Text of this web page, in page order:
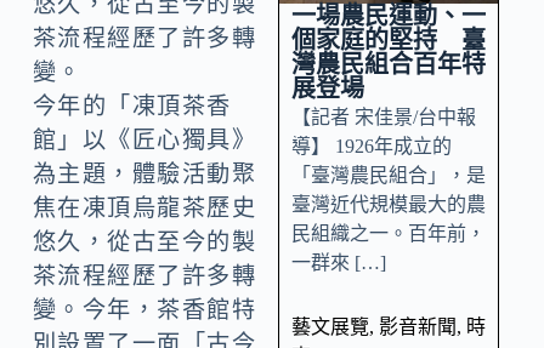
茶流程經歷了許多轉
變。
今年的「凍頂茶香
館」以《匠心獨具》
為主題，體驗活動聚
焦在凍頂烏龍茶歷史
悠久，從古至今的製
茶流程經歷了許多轉
變。今年，茶香館特
一場農民運動、一
個家庭的堅持 臺
灣農民組合百年特
展登場
【記者 宋佳景/台中報
導】 1926年成立的
「臺灣農民組合」，是
臺灣近代規模最大的農
民組織之一。百年前，
一群來 […]
藝文展覽, 影音新聞, 時